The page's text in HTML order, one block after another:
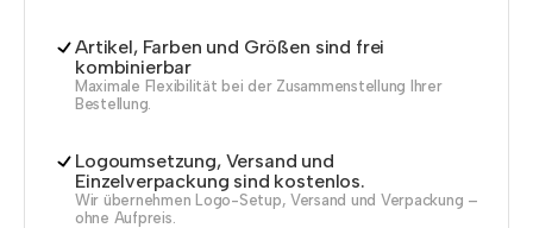
Artikel, Farben und Größen sind frei
kombinierbar
Maximale Flexibilität bei der Zusammenstellung Ihrer
Bestellung.
Logoumsetzung, Versand und
Einzelverpackung sind kostenlos.
Wir übernehmen Logo-Setup, Versand und Verpackung –
ohne Aufpreis.